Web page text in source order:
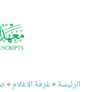
»غرفة الاعلام»صدى